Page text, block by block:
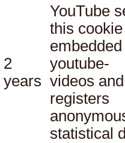
2
years
YouTube
this
embedded
youtube-
videos and
registers
statistical